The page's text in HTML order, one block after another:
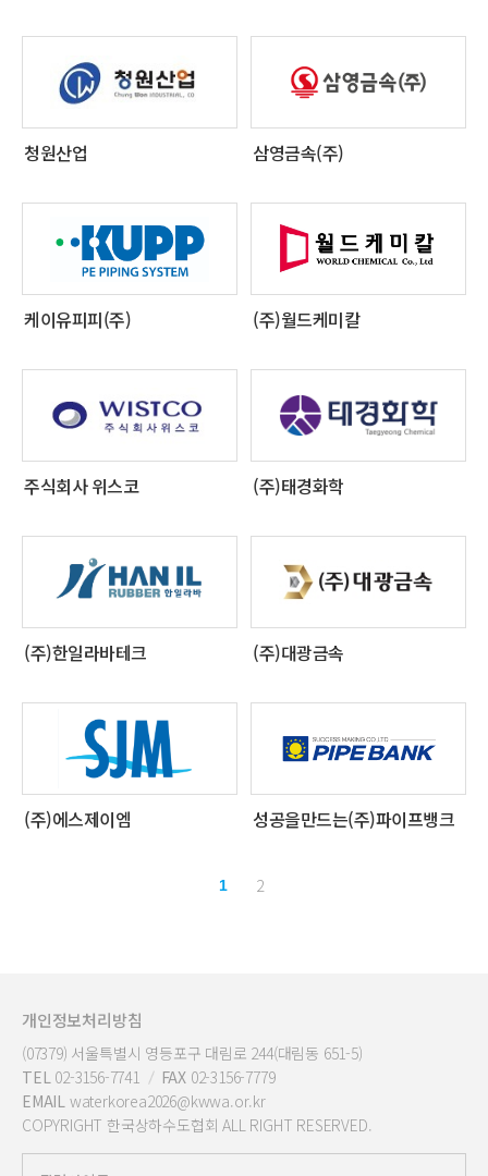
청원산업 삼영금속(주)
케이유피피(주) (주)월드케미칼
주식회사 위스코 (주)태경화학
(주)한일라바테크 (주)대광금속
(주)에스제이엠 성공을만드는(주)파이프뱅크
1 2
개인정보처리방침
(07379) 서울특별시 영등포구 대림로 244(대림동 651-5)
TEL02-3156-7741 FAX 02-3156-7779
EMAIL waterkorea2026@kwwa.or.kr
COPYRIGHT 한국상하수도협회 ALL RIGHT RESERVED.